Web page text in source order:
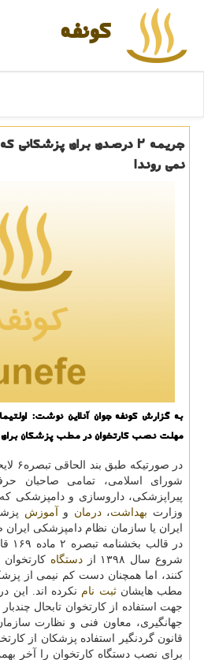
كونفه
جریمه ۲ درصدی برای
نمی روند!
به گزارش كونفه ​​​​​​​جوان آنلاین نوشت:
مهلت نصب كارتخوان در مطب پزشكان برای
شورای اسلامی، تمامی صاحبان
پیراپزشكی، داروسازی و دامپزشكی
وزارت بهداشت،درمان و آموزش
ایران یا سازمان نظام دامپزشكی
در
شروع سال ۱۳۹۸ از
دستگاه كارتخوان
كنند، اما همچنان دست كم نیمی از
مطب هایشانثبت نام نكرده اند. این
جهت استفاده از كارتخوان تابحال
جهانگیری، معاون فنی و نظارت
قانون گردنگیر استفاده پزشكان از
برای نصب دستگاه كارتخوان را آخر